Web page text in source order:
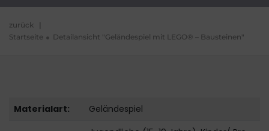
zurück |
Startseite
Detailansicht "Geländespiel mit LEGO® – Bausteinen"
Materialart: Geländespiel